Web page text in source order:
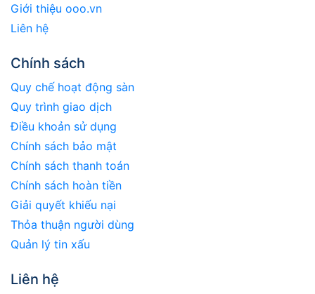
Giới thiệu ooo.vn
Liên hệ
Chính sách
Quy chế hoạt động sàn
Quy trình giao dịch
Điều khoản sử dụng
Chính sách bảo mật
Chính sách thanh toán
Chính sách hoàn tiền
Giải quyết khiếu nại
Thỏa thuận người dùng
Quản lý tin xấu
Liên hệ